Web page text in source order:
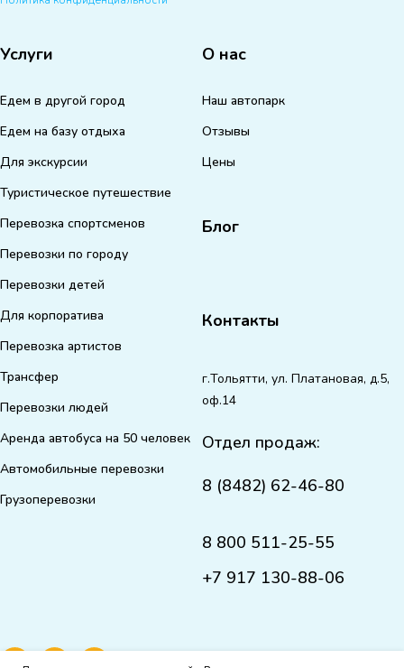
Услуги
Едем в другой город
Едем на базу отдыха
Для экскурсии
Туристическое путешествие
Перевозка спортсменов
Перевозки по городу
Перевозки детей
Для корпоратива
Перевозка артистов
Трансфер
Перевозки людей
Аренда автобуса на 50 человек
Автомобильные перевозки
Грузоперевозки
О нас
Наш автопарк
Отзывы
Цены
Блог
Контакты
г.Тольятти, ул. Платановая, д.5,
оф.14
Отдел продаж:
8 (8482) 62-46-80
8 800 511-25-55
+7 917 130-88-06